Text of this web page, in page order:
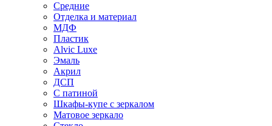
Средние
Отделка и материал
МДФ
Пластик
Alvic Luxe
Эмаль
Акрил
ДСП
С патиной
Шкафы-купе с зеркалом
Матовое зеркало